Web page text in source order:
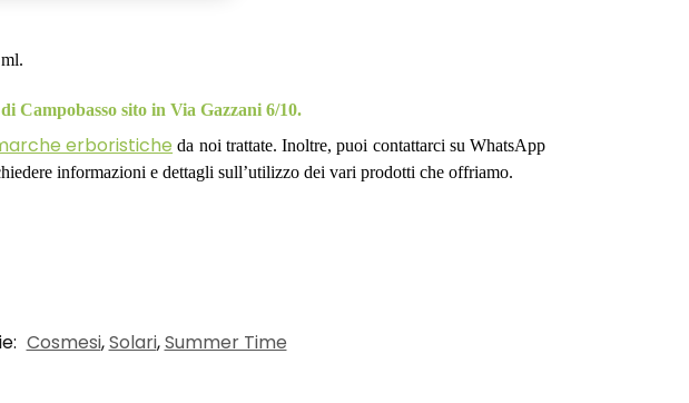
Campobasso sito in Via Gazzani 6/10.
erboristiche da noi trattate. Inoltre, puoi contattarci su WhatsApp
informazioni e dettagli sull’utilizzo dei vari prodotti che offriamo.
Cosmesi,Solari,Summer Time